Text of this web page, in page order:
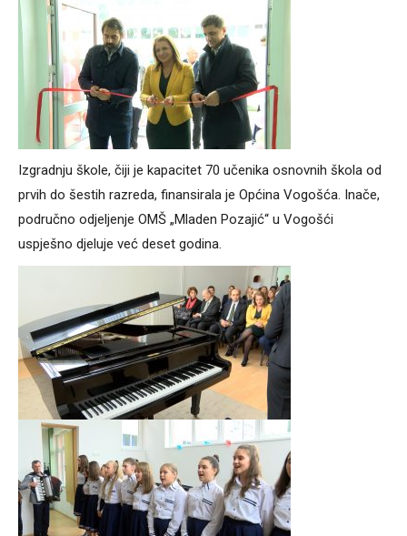
Izgradnju škole, čiji je kapacitet 70 učenika osnovnih škola od
prvih do šestih razreda, finansirala je Općina Vogošća. Inače,
područno odjeljenje OMŠ „Mladen Pozajić“ u Vogošći
uspješno djeluje već deset godina.